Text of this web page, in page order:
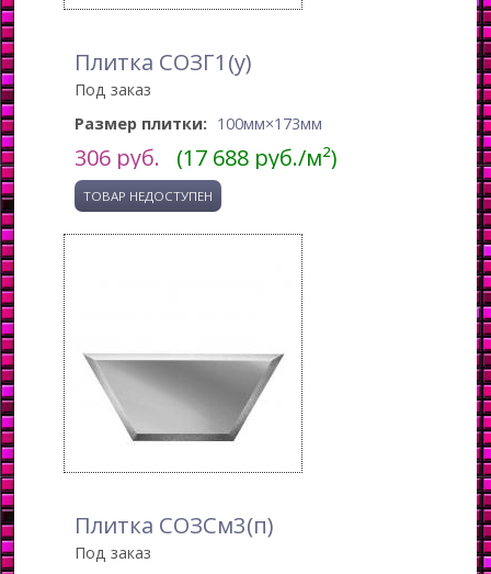
Плитка СОЗГ1(у)
Под заказ
Размер плитки: 100мм×173мм
306 руб. (17 688 руб./м²)
Плитка СОЗСм3(п)
Под заказ